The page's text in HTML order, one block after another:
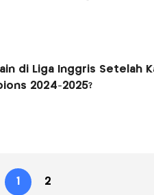
di Liga Inggris Setelah
2024-2025?
1 2